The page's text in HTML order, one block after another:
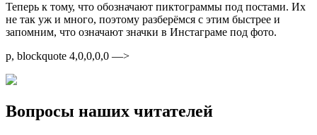
Теперь к тому, что обозначают пиктограммы под постами. Их
не так уж и много, поэтому разберёмся с этим быстрее и
запомним, что означают значки в Инстаграме под фото.
p, blockquote 4,0,0,0,0 —>
Вопросы наших читателей